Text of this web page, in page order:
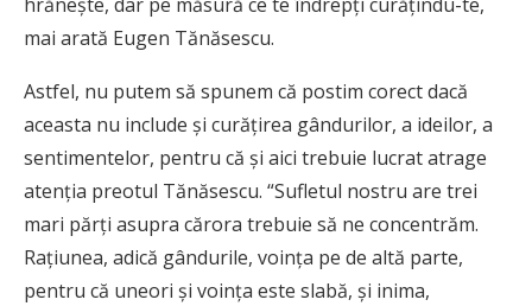
mai arată Eugen Tănăsescu.
Astfel, nu putem să spunem că postim corect dacă
aceasta nu include şi curăţirea gândurilor, a ideilor, a
sentimentelor, pentru că şi aici trebuie lucrat atrage
atenţia preotul Tănăsescu. “Sufletul nostru are trei
mari părţi asupra cărora trebuie să ne concentrăm.
Raţiunea, adică gândurile, voinţa pe de altă parte,
pentru că uneori şi voinţa este slabă, şi inima,